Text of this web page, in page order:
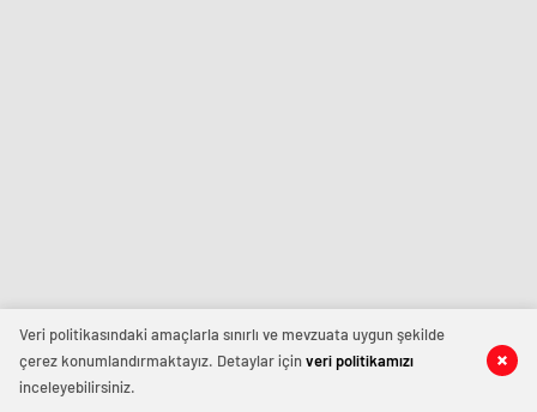
Veri politikasındaki amaçlarla sınırlı ve mevzuata uygun şekilde
çerez konumlandırmaktayız. Detaylar içinveri politikamızı
inceleyebilirsiniz.